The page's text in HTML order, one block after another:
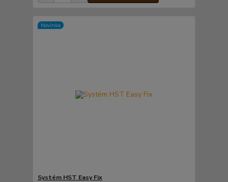
Novinka
Systém HST Easy Fix